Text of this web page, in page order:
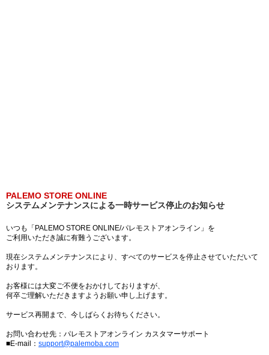
PALEMO STORE ONLINE
システムメンテナンスによる一時サービス停止のお知らせ
いつも「PALEMO STORE ONLINE/パレモストアオンライン」を
ご利用いただき誠に有難うございます。
現在システムメンテナンスにより、すべてのサービスを停止させていただいて
おります。
お客様には大変ご不便をおかけしておりますが、
何卒ご理解いただきますようお願い申し上げます。
サービス再開まで、今しばらくお待ちください。
お問い合わせ先：パレモストアオンライン カスタマーサポート
■E-mail： support@palemoba.com